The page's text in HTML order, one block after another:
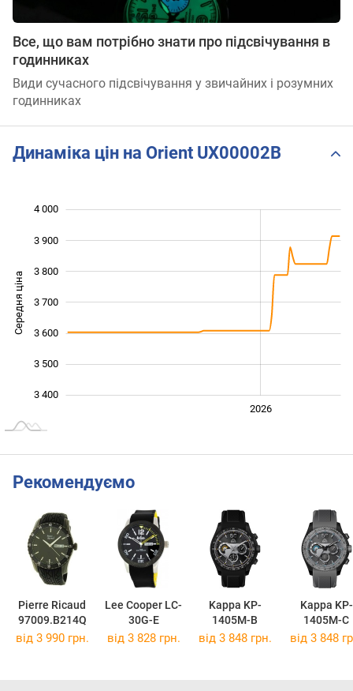
Все, що вам потрібно знати про підсвічування в
годинниках
Види сучасного підсвічування у звичайних і розумних
годинниках
Динаміка цін на Orient UX00002B
Середня ціна 3 400
3 400
3 500
3 600
3 700
3 800
3 900
4 000
2026
Рекомендуємо
Pierre Ricaud
97009.B214Q
Lee Cooper LC-
30G-E
Kappa KP-
1405M-B
Kappa KP-
1405M-C
від 3 990 грн. від 3 828 грн. від 3 848 грн. від 3 848